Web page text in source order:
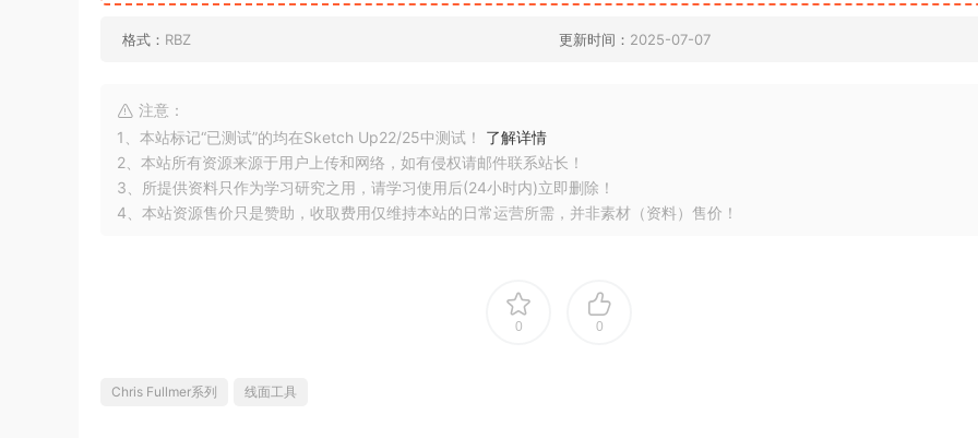
格式： RBZ 更新时间： 2025-07-07
注意：
1、本站标记“已测试”的均在Sketch Up22/25中测试！ 了解详情
2、本站所有资源来源于用户上传和网络，如有侵权请邮件联系站长！
3、所提供资料只作为学习研究之用，请学习使用后(24小时内)立即删除！
4、本站资源售价只是赞助，收取费用仅维持本站的日常运营所需，并非素材（资料）售价！
0 0
Chris Fullmer系列 线面工具